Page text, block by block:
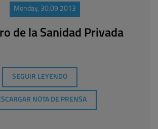
Monday, 30.09.2013
de la Sanidad Privada
SEGUIR LEYENDO
NOTA DE PRENSA